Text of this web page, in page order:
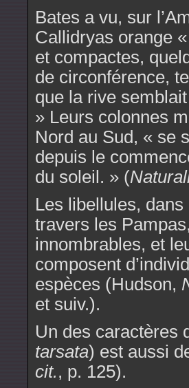
Bates a vu, sur
Callidryas orange
et compactes,
de circonférence,
que la rive
» Leurs colonnes
Nord au Sud, « se
depuis le
du soleil. » (
Les libellules,
travers les
innombrables, et
composent
espèces (Hudson,
et suiv.).
Un des caractères
tarsata) est aussi
cit., p. 125).